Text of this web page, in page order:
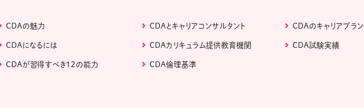
CDAの魅力 CDAとキャリアコンサルタント CDAのキャリアプラン
CDAになるには CDAカリキュラム提供教育機関 CDA試験実績
CDAが習得すべき１２の能力 CDA倫理基準